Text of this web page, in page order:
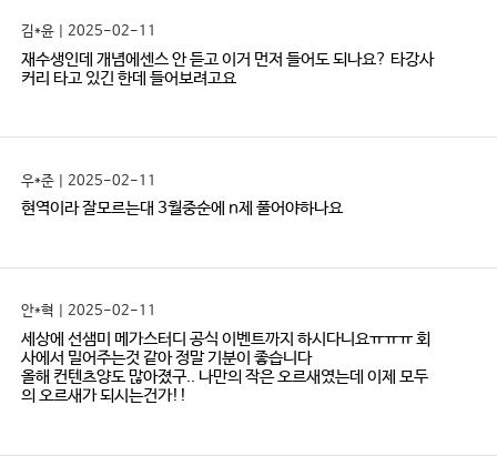
김*윤 | 2025-02-11
재수생인데 개념에센스 안 듣고 이거 먼저 들어도 되나요? 타강사
커리 타고 있긴 한데 들어보려고요
우*준 | 2025-02-11
현역이라 잘모르는대 3월중순에 n제 풀어야하나요
안*혁 | 2025-02-11
세상에 선샘미 메가스터디 공식 이벤트까지 하시다니요ㅠㅠㅠ 회
사에서 밀어주는것 같아 정말 기분이 좋습니다
올해 컨텐츠양도 많아졌구.. 나만의 작은 오르새였는데 이제 모두
의 오르새가 되시는건가!!